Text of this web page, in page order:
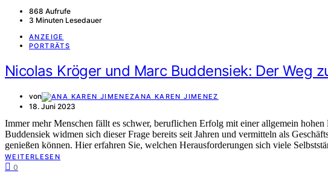
868 Aufrufe
3 Minuten Lesedauer
ANZEIGE
PORTRÄTS
Nicolas Kröger und Marc Buddensiek: Der Weg
von ANA KAREN JIMENEZ
18. Juni 2023
Immer mehr Menschen fällt es schwer, beruflichen Erfolg mit einer allgemein
Buddensiek widmen sich dieser Frage bereits seit Jahren und vermitteln als
genießen können. Hier erfahren Sie, welchen Herausforderungen sich viele
WEITERLESEN
0